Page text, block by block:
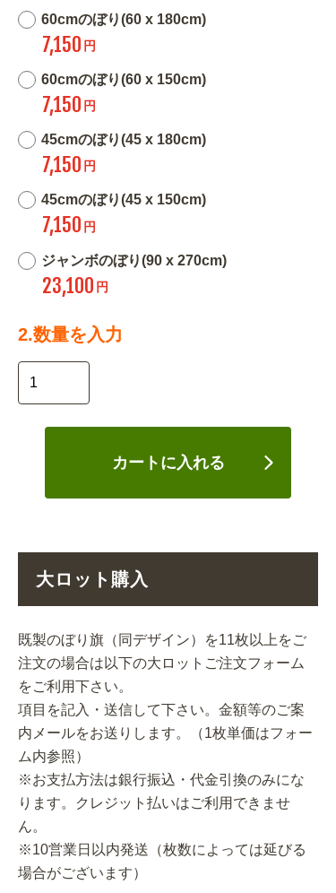
60cmのぼり(60 x 180cm)
7,150 円
60cmのぼり(60 x 150cm)
7,150 円
45cmのぼり(45 x 180cm)
7,150 円
45cmのぼり(45 x 150cm)
7,150 円
ジャンボのぼり(90 x 270cm)
23,100 円
2.数量を入力
カートに入れる
大ロット購入
既製のぼり旗（同デザイン）を11枚以上をご
注文の場合は以下の大ロットご注文フォーム
をご利用下さい。
項目を記入・送信して下さい。金額等のご案
内メールをお送りします。（1枚単価はフォー
ム内参照）
※お支払方法は銀行振込・代金引換のみにな
ります。クレジット払いはご利用できませ
ん。
※10営業日以内発送（枚数によっては延びる
場合がございます）